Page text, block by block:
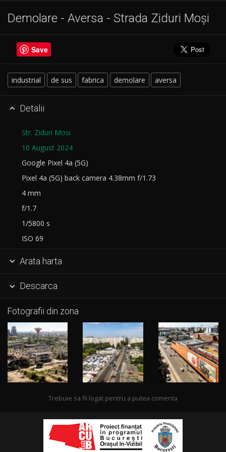
Demolare - Aversa - Strada Ziduri Moși
Save
industrial de sus fabrica demolare aversa
 Detalii
Str. Ziduri Mosi
10 August 2024
Google Pixel 4a (5G)
Pixel 4a (5G) back camera 4.38mm f/1.73
4 mm
f/1.7
1/5800 s
ISO 69
 Arata harta
 Descarca
Fotografii din zona
Trebuie sa fii logat pentru a putea comenta